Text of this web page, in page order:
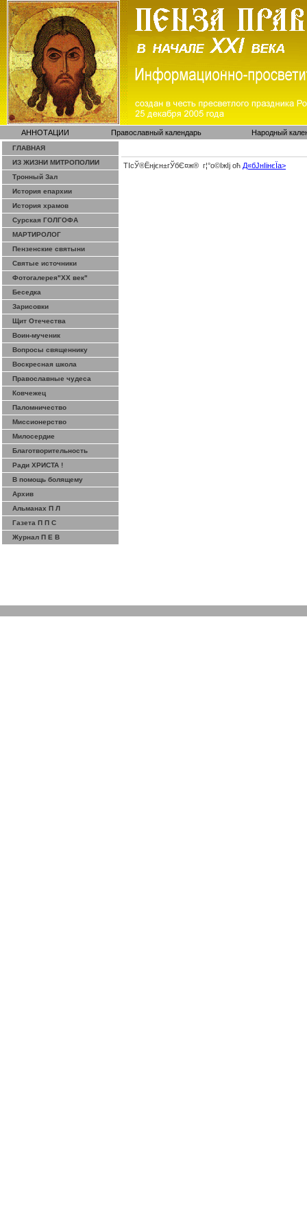
АННОТАЦИИ Православный календарь Народный
ГЛАВНАЯ
ИЗ ЖИЗНИ МИТРОПОЛИИ
Тронный Зал
История епархии
История храмов
Сурская ГОЛГОФА
МАРТИРОЛОГ
Пензенские святыни
Святые источники
Фотогалерея"ХХ век"
Беседка
Зарисовки
Щит Отечества
Воин-мученик
Вопросы священнику
Воскресная школа
Православные чудеса
Ковчежец
Паломничество
Миссионерство
Милосердие
Благотворительность
Ради ХРИСТА !
В помощь болящему
Архив
Альманах П Л
Газета П П С
Журнал П Е В
ТІсЎ®Ёнјєн±­гЎ­бЄ¤ж® г¦°о©ІжІј оћ Д«бЈ­нІінєЇa>